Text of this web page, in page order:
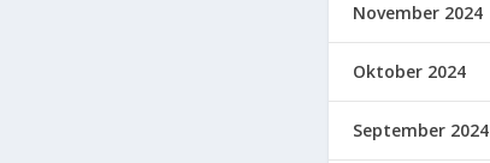
November 2024
Oktober 2024
September 2024